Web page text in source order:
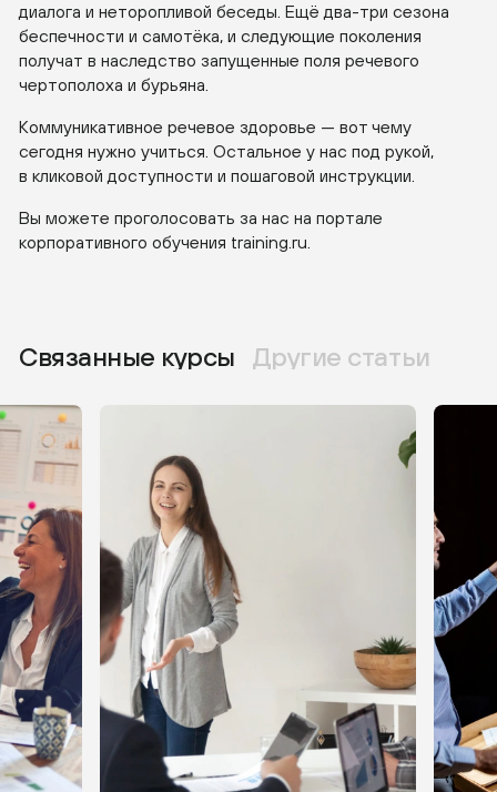
диалога и неторопливой беседы. Ещё два-три сезона
беспечности и самотёка, и следующие поколения
получат в наследство запущенные поля речевого
чертополоха и бурьяна.
Коммуникативное речевое здоровье — вот чему
сегодня нужно учиться. Остальное у нас под рукой,
в кликовой доступности и пошаговой инструкции.
Вы можете проголосовать за нас на портале
корпоративного обучения training.ru.
Связанные курсы Другие статьи